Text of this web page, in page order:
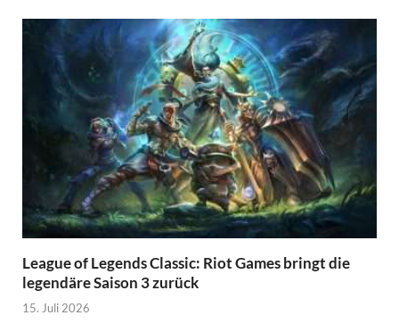
League of Legends Classic: Riot Games bringt die
legendäre Saison 3 zurück
15. Juli 2026